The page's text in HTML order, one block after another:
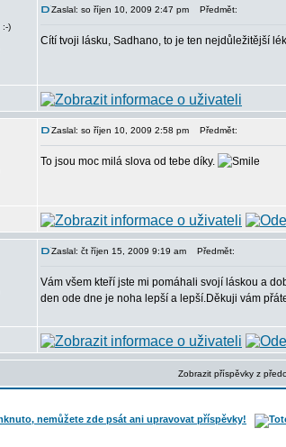
Zaslal: so říjen 10, 2009 2:47 pm Předmět:
Cítí tvoji lásku, Sadhano, to je ten nejdůležitější
Zaslal: so říjen 10, 2009 2:58 pm Předmět:
To jsou moc milá slova od tebe díky.
Zaslal: čt říjen 15, 2009 9:19 am Předmět:
Vám všem kteří jste mi pomáhali svojí láskou a
den ode dne je noha lepší a lepší.Děkuji vám
Zobrazit příspěvky z